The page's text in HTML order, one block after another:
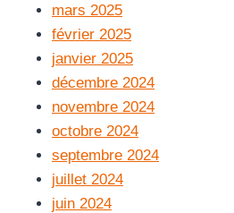
mars 2025
février 2025
janvier 2025
décembre 2024
novembre 2024
octobre 2024
septembre 2024
juillet 2024
juin 2024